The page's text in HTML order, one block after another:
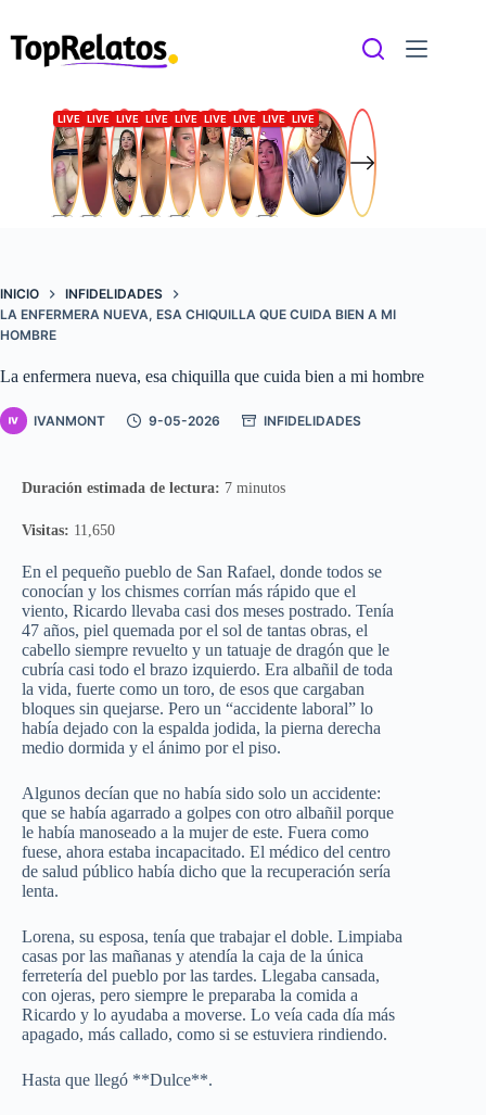
contenido
INICIO
INFIDELIDADES
LA ENFERMERA NUEVA, ESA CHIQUILLA QUE CUIDA BIEN A MI
HOMBRE
La enfermera nueva, esa chiquilla que cuida bien a mi hombre
IVANMONT 9-05-2026 INFIDELIDADES
Duración estimada de lectura: 7 minutos
Visitas: 11,650
En el pequeño pueblo de San Rafael, donde todos se
conocían y los chismes corrían más rápido que el
viento, Ricardo llevaba casi dos meses postrado. Tenía
47 años, piel quemada por el sol de tantas obras, el
cabello siempre revuelto y un tatuaje de dragón que le
cubría casi todo el brazo izquierdo. Era albañil de toda
la vida, fuerte como un toro, de esos que cargaban
bloques sin quejarse. Pero un “accidente laboral” lo
había dejado con la espalda jodida, la pierna derecha
medio dormida y el ánimo por el piso.
Algunos decían que no había sido solo un accidente:
que se había agarrado a golpes con otro albañil porque
le había manoseado a la mujer de este. Fuera como
fuese, ahora estaba incapacitado. El médico del centro
de salud público había dicho que la recuperación sería
lenta.
Lorena, su esposa, tenía que trabajar el doble. Limpiaba
casas por las mañanas y atendía la caja de la única
ferretería del pueblo por las tardes. Llegaba cansada,
con ojeras, pero siempre le preparaba la comida a
Ricardo y lo ayudaba a moverse. Lo veía cada día más
apagado, más callado, como si se estuviera rindiendo.
Hasta que llegó **Dulce**.